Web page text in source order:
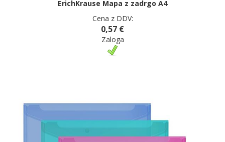
ErichKrause Mapa z zadrgo A4
Cena z DDV:
0,57 €
Zaloga